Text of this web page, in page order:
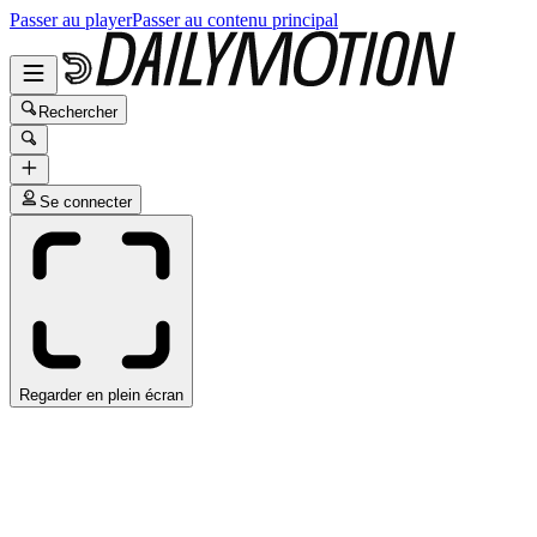
Passer au playerPasser au contenu principal
Rechercher
Se connecter
Regarder en plein écran